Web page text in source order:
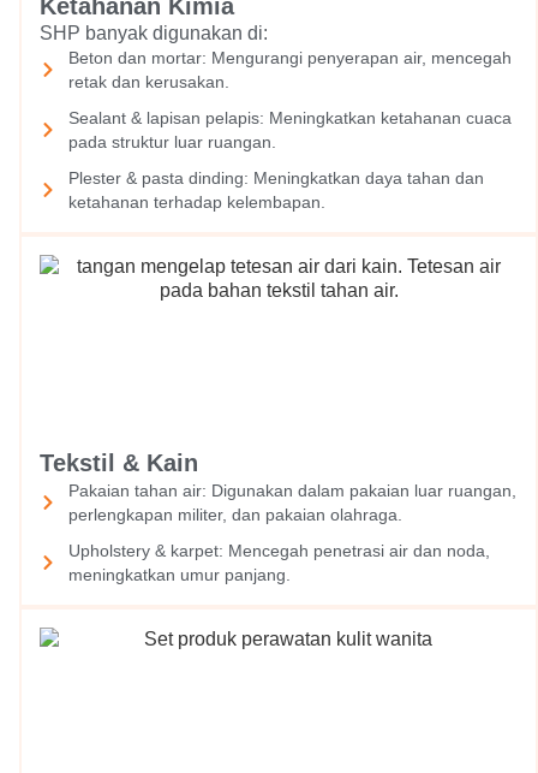
Ketahanan Kimia
SHP banyak digunakan di:
Beton dan mortar: Mengurangi penyerapan air, mencegah
retak dan kerusakan.
Sealant & lapisan pelapis: Meningkatkan ketahanan cuaca
pada struktur luar ruangan.
Plester & pasta dinding: Meningkatkan daya tahan dan
ketahanan terhadap kelembapan.
Tekstil & Kain
Pakaian tahan air: Digunakan dalam pakaian luar ruangan,
perlengkapan militer, dan pakaian olahraga.
Upholstery & karpet: Mencegah penetrasi air dan noda,
meningkatkan umur panjang.